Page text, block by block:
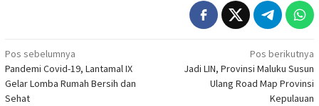
Navigasi
pos
Pos sebelumnya
Pandemi Covid-19, Lantamal IX
Gelar Lomba Rumah Bersih dan
Sehat
Pos berikutnya
Jadi LIN, Provinsi Maluku Susun
Ulang Road Map Provinsi
Kepulauan